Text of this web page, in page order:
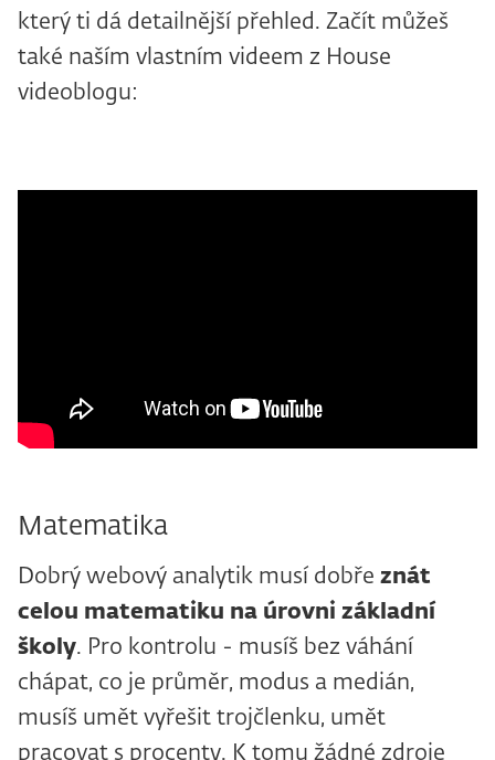
který ti dá detailnější přehled. Začít můžeš
také naším vlastním videem z House
videoblogu:
Matematika
Dobrý webový analytik musí dobře znát
celou matematiku na úrovni základní
školy. Pro kontrolu - musíš bez váhání
chápat, co je průměr, modus a medián,
musíš umět vyřešit trojčlenku, umět
pracovat s procenty. K tomu žádné zdroje